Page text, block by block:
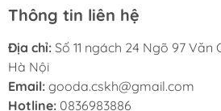
Thông tin liên hệ
Địa chỉ: Số 11 ngách 24 Ngõ 97
Hà Nội
Email: gooda.cskh@gmail.com
Hotline: 0836983886